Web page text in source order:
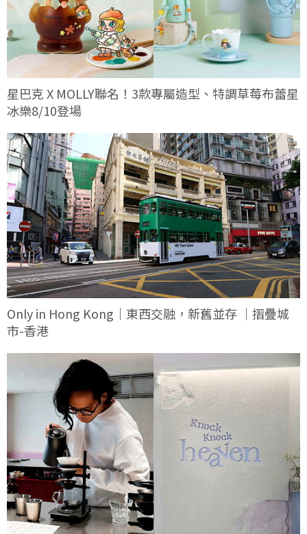
星巴克 X MOLLY聯名！3款專屬造型、特調草莓布蕾星
冰樂8/10登場
Only in Hong Kong｜東西交融，新舊並存 ｜摺疊城
市-香港